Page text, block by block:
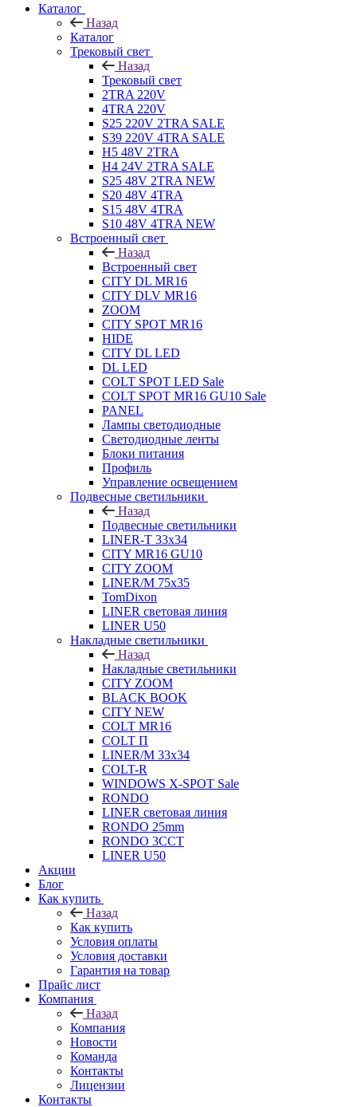
Каталог
Назад
Каталог
Трековый свет
Назад
Трековый свет
2TRA 220V
4TRA 220V
S25 220V 2TRA SALE
S39 220V 4TRA SALE
H5 48V 2TRA
H4 24V 2TRA SALE
S25 48V 2TRA NEW
S20 48V 4TRA
S15 48V 4TRA
S10 48V 4TRA NEW
Встроенный свет
Назад
Встроенный свет
CITY DL MR16
CITY DLV MR16
ZOOM
CITY SPOT MR16
HIDE
CITY DL LED
DL LED
COLT SPOT LED Sale
COLT SPOT MR16 GU10 Sale
PANEL
Лампы светодиодные
Светодиодные ленты
Блоки питания
Профиль
Управление освещением
Подвесные светильники
Назад
Подвесные светильники
LINER-T 33x34
CITY MR16 GU10
CITY ZOOM
LINER/M 75х35
TomDixon
LINER световая линия
LINER U50
Накладные светильники
Назад
Накладные светильники
CITY ZOOM
BLACK BOOK
CITY NEW
COLT MR16
COLT П
LINER/М 33х34
COLT-R
WINDOWS X-SPOT Sale
RONDO
LINER световая линия
RONDO 25mm
RONDO 3CCT
LINER U50
Акции
Блог
Как купить
Назад
Как купить
Условия оплаты
Условия доставки
Гарантия на товар
Прайс лист
Компания
Назад
Компания
Новости
Команда
Контакты
Лицензии
Контакты